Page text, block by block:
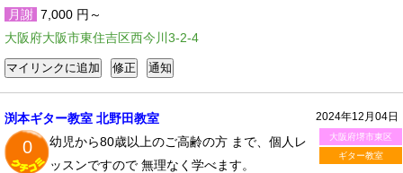
月謝 7,000 円～
大阪府大阪市東住吉区西今川3-2-4
2024年12月04日
大阪府堺市東区
ギター教室
渕本ギター教室 北野田教室
0
幼児から80歳以上のご高齢の方 まで、個人レ
ッスンですので 無理なく学べます。